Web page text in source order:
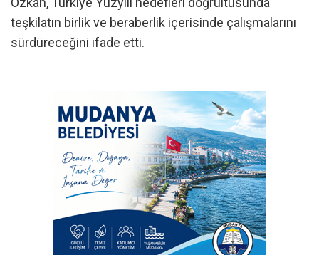
teşkilatın birlik ve beraberlik içerisinde çalışmalarını
sürdüreceğini ifade etti.